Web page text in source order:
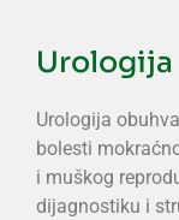
Urologija
Urologija
bolesti
i muškog
dijagnostiku i